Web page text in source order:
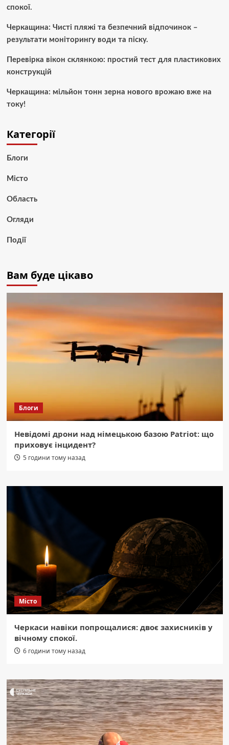
спокої.
Черкащина: Чисті пляжі та безпечний відпочинок –
результати моніторингу води та піску.
Перевірка вікон склянкою: простий тест для пластикових
конструкцій
Черкащина: мільйон тонн зерна нового врожаю вже на
току!
Категорії
Блоги
Місто
Область
Огляди
Події
Вам буде цікаво
Блоги
Невідомі дрони над німецькою базою Patriot: що
приховує інцидент?
5 години тому назад
Місто
Черкаси навіки попрощалися: двоє захисників у
вічному спокої.
6 години тому назад